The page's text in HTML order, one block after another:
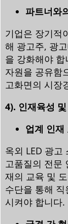
파트너와
기업은 장기적
해 광고주, 광
을 강화해야
자원을 공유함
고화면의 시장
4). 인재육성
업계 인재
옥외 LED 광고
고품질의 전문
재의 교육 및
수단을 통해
시켜야 합니다.